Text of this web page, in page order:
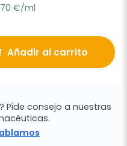
€/ml
Añadir al carrito
Pide consejo a nuestras